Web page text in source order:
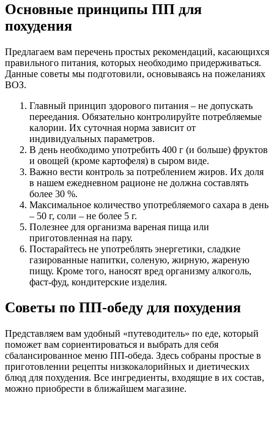
Основные принципы ПП для
похудения
Предлагаем вам перечень простых рекомендаций, касающихся
правильного питания, которых необходимо придерживаться.
Данные советы мы подготовили, основываясь на пожеланиях
ВОЗ.
Главный принцип здорового питания – не допускать
переедания. Обязательно контролируйте потребляемые
калории. Их суточная норма зависит от
индивидуальных параметров.
В день необходимо употребить 400 г (и больше) фруктов
и овощей (кроме картофеля) в сыром виде.
Важно вести контроль за потреблением жиров. Их доля
в нашем ежедневном рационе не должна составлять
более 30 %.
Максимальное количество употребляемого сахара в день
– 50 г, соли – не более 5 г.
Полезнее для организма вареная пища или
приготовленная на пару.
Постарайтесь не употреблять энергетики, сладкие
газированные напитки, соленую, жирную, жареную
пищу. Кроме того, наносят вред организму алкоголь,
фаст-фуд, кондитерские изделия.
Советы по ПП-обеду для похудения
Представляем вам удобный «путеводитель» по еде, который
поможет вам сориентироваться и выбрать для себя
сбалансированное меню ПП-обеда. Здесь собраны простые в
приготовлении рецепты низкокалорийных и диетических
блюд для похудения. Все ингредиенты, входящие в их состав,
можно приобрести в ближайшем магазине.